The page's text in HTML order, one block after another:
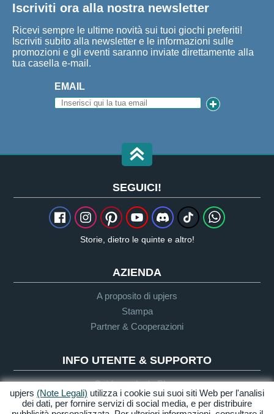
Iscriviti ora alla nostra newsletter
Ricevi sempre le ultime novità sui tuoi giochi preferiti!
Iscriviti subito alla newsletter e le informazioni sulle
promozioni e gli eventi saranno inviate direttamente alla
tua casella e-mail.
EMAIL
SEGUICI!
Storie, dietro le quinte e altro!
AZIENDA
A proposito di upjers
Stampa
Partner & Cooperazioni
INFO UTENTE & SUPPORTO
Guida per Let's Plays
Supporto
upjers (Note Legali) utilizza i cookie sui suoi siti Web per l'analisi
dei dati, per fornire servizi di social media, e per distribuire